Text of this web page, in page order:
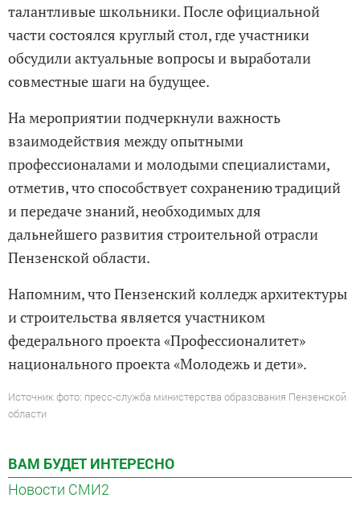
талантливые школьники. После официальной
части состоялся круглый стол, где участники
обсудили актуальные вопросы и выработали
совместные шаги на будущее.
На мероприятии подчеркнули важность
взаимодействия между опытными
профессионалами и молодыми специалистами,
отметив, что способствует сохранению традиций
и передаче знаний, необходимых для
дальнейшего развития строительной отрасли
Пензенской области.
Напомним, что Пензенский колледж архитектуры
и строительства является участником
федерального проекта «Профессионалитет»
национального проекта «Молодежь и дети».
Источник фото: пресс-служба министерства образования Пензенской
области
ВАМ БУДЕТ ИНТЕРЕСНО
Новости СМИ2